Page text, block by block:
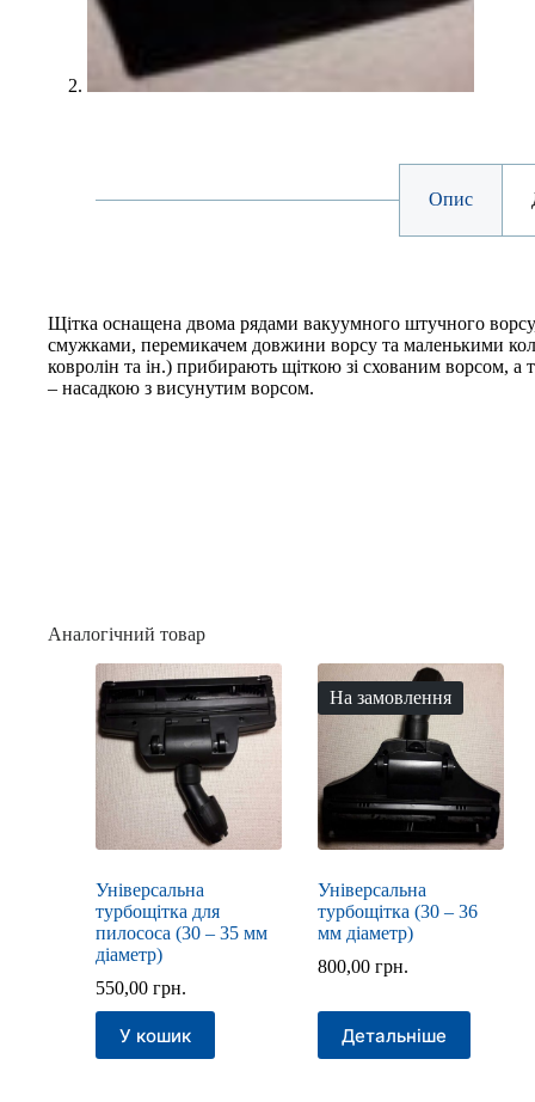
Опис
Щітка оснащена двома рядами вакуумного штучного
смужками, перемикачем довжини ворсу та маленькими
ковролін та ін.) прибирають щіткою зі схованим ворсом, а
– насадкою з висунутим ворсом.
Аналогічний товар
Універсальна
турбощітка для
пилососа (30 – 35 мм
діаметр)
550,00 грн.
У кошик
На замовлення
Універсальна
турбощітка (30 – 36
мм діаметр)
800,00грн.
Детальніше